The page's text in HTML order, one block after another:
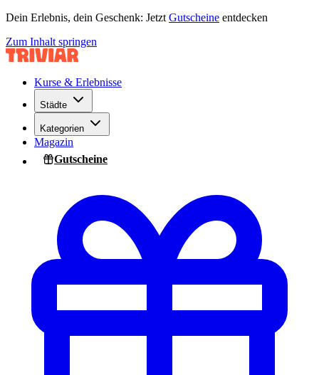
Dein Erlebnis, dein Geschenk: Jetzt Gutscheine entdecken
Zum Inhalt springen
Kurse & Erlebnisse
Städte
Kategorien
Magazin
Gutscheine